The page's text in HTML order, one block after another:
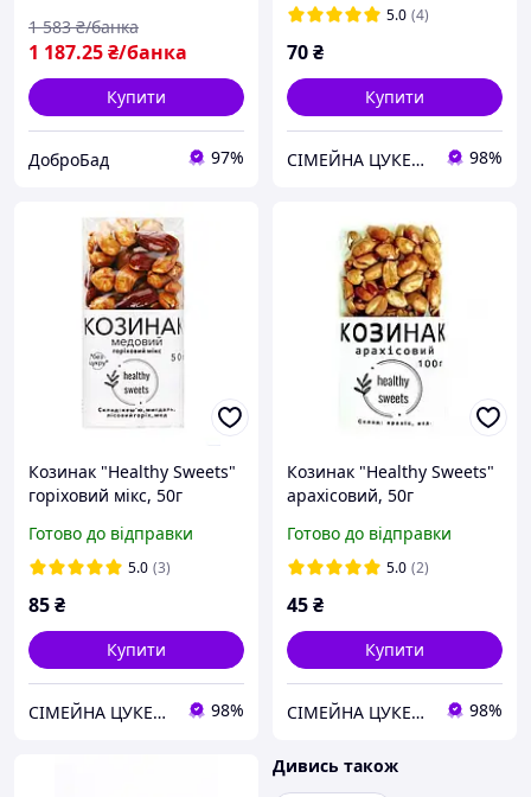
1 187.25₴/банка
1 583 ₴/банка
Купити
ДоброБад 97%
5.0 (4)
70₴
Купити
СІМЕЙНА ЦУКЕРНЯ 98%
Козинак "Healthy Sweets"
горіховий мікс, 50г
Готово до відправки
5.0 (3)
85₴
Купити
СІМЕЙНА ЦУКЕРНЯ 98%
Козинак "Healthy Sweets"
арахісовий, 50г
Готово до відправки
5.0 (2)
45₴
Купити
СІМЕЙНА ЦУКЕРНЯ 98%
Дивись також